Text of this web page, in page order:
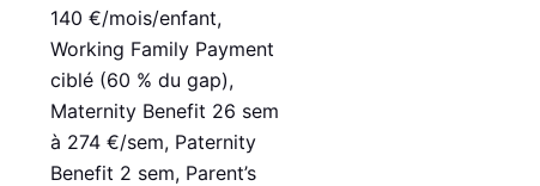
140 €/mois/enfant,
Working Family Payment
ciblé (60 % du gap),
Maternity Benefit 26 sem
à 274 €/sem, Paternity
Benefit 2 sem, Parent’s